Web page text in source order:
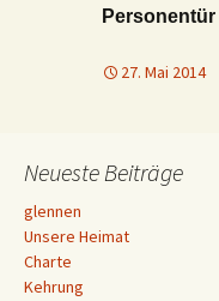
27. Mai 2014
Neueste Beiträge
glennen
Unsere Heimat
Charte
Kehrung